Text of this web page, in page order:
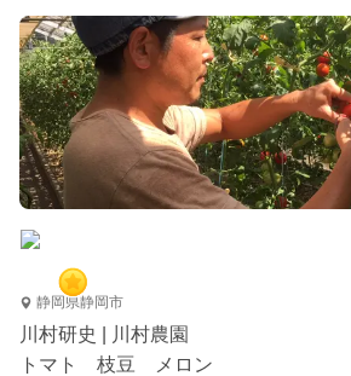
静岡県静岡市
川村研史 | 川村農園
トマト 枝豆 メロン